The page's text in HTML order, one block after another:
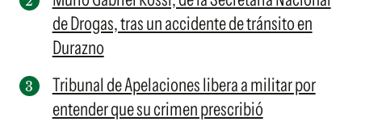
de Drogas, tras un accidente de tránsito en
Durazno
Tribunal de Apelaciones libera a militar por
entender que su crimen prescribió